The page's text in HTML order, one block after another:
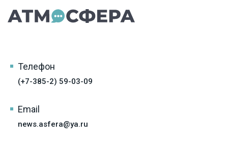
Телефон
(+7-385-2) 59-03-09
Email
news.asfera@ya.ru